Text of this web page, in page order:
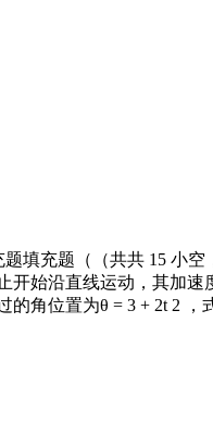
填充题（（共共 15 小
始沿直线运动，其加
角位置为θ = 3 + 2t 2